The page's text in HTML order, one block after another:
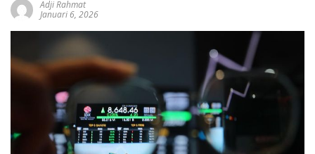
Adji Rahmat
Januari 6, 2026